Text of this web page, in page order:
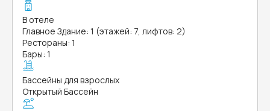
В отеле
Главное Здание: 1 (этажей: 7, лифтов: 2)
Рестораны: 1
Бары: 1
Бассейны для взрослых
Открытый Бассейн